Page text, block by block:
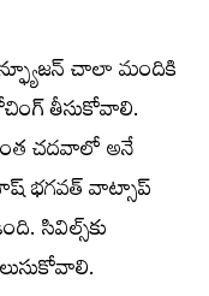
చాలా మందికి
తీసుకోవాలి.
చదవాలో అనే
భగవత్‌ వాట్సాప్‌
సివిల్స్‌కు